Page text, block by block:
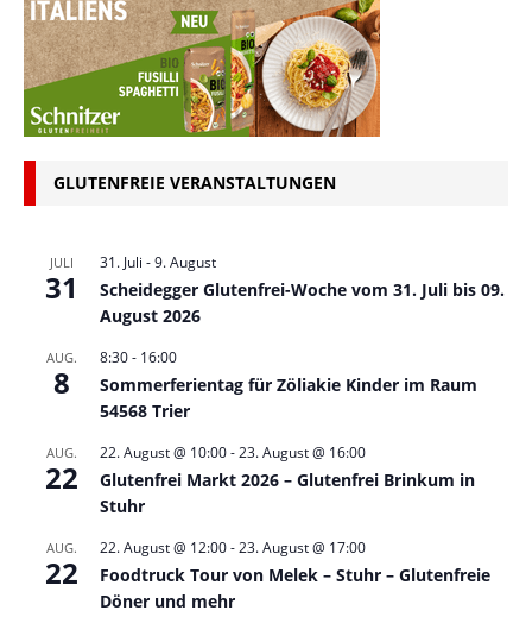
GLUTENFREIE VERANSTALTUNGEN
JULI
31
31. Juli -9. August
Scheidegger Glutenfrei-Woche vom 31. Juli bis 09.
August 2026
AUG.
8
8:30- 16:00
Sommerferientag für Zöliakie Kinder im Raum
54568 Trier
AUG.
22
22. August @ 10:00-23. August @ 16:00
Glutenfrei Markt 2026 – Glutenfrei Brinkum in
Stuhr
AUG.
22
22. August @ 12:00-23. August @ 17:00
Foodtruck Tour von Melek – Stuhr – Glutenfreie
Döner und mehr